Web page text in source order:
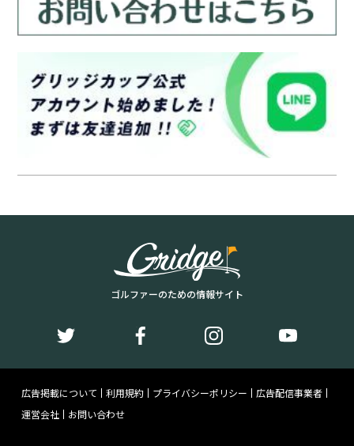
ゴルファーのための情報サイト
広告掲載について 利用規約 プライバシーポリシー
広告配信事業者
運営会社
お問い合わせ